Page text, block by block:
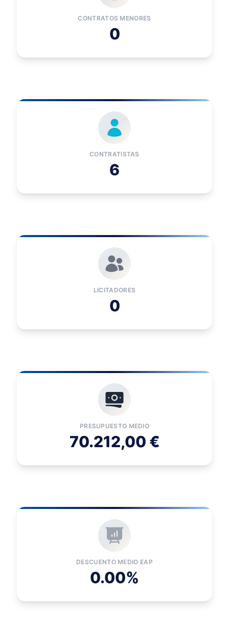
CONTRATOS MENORES
0
CONTRATISTAS
6
LICITADORES
0
PRESUPUESTO MEDIO
70.212,00 €
DESCUENTO MEDIO EAP
0.00%